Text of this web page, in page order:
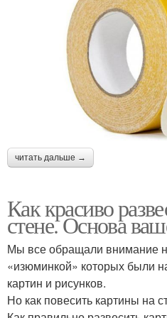
читать дальше →
Как красиво
стене. Основа
Мы все обращали внимание
«изюминкой» которых были
картин и рисунков.
Но как повесить картины на